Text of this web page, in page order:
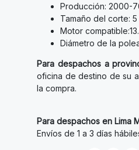
Producción: 2000-
Tamaño del corte: 5
Motor
Diámetro de la
Para despachos a
oficina de destino de su
la compra.
Para despachos en Lima
Envíos de 1 a 3 días